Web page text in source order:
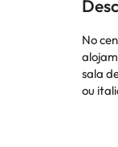
No
alojamento
sala de
ou italiano. Duomo View Apartment tem vários pontos de interesse populares nas suas